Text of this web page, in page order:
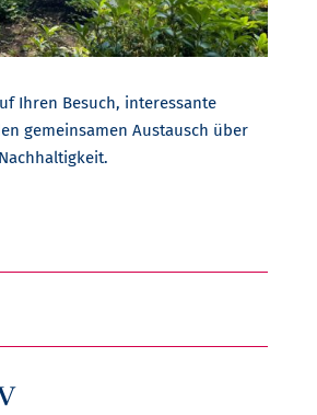
Ihren Besuch, interessante
gemeinsamen Austausch über